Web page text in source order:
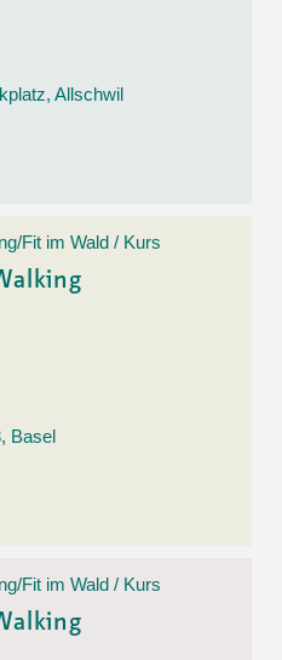
Allschwil
Fit im Wald / Kurs
Basel
Fit im Wald / Kurs